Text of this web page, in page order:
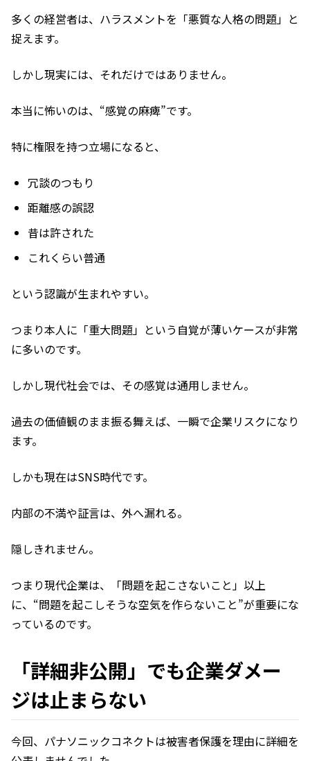
多くの経営者は、ハラスメントを「悪質な人格の問題」と
捉えます。
しかし現実には、それだけではありません。
本当に怖いのは、“感覚の麻痺”です。
特に権限を持つ立場になると、
冗談のつもり
距離感の誤認
昔は許された
これくらい普通
という認識が生まれやすい。
つまり本人に「重大問題」という自覚が薄いケースが非常
に多いのです。
しかし現代社会では、その感覚は通用しません。
過去の価値観のまま振る舞えば、一瞬で企業リスクになり
ます。
しかも現在はSNS時代です。
内部の不満や証言は、外へ漏れる。
隠しきれません。
つまり現代企業は、「問題を起こさないこと」以上
に、“問題を起こしそうな空気を作らないこと”が重要にな
っているのです。
「詳細非公開」でも企業ダメー
ジは止まらない
今回、パナソニックコネクトは被害者保護を理由に詳細を